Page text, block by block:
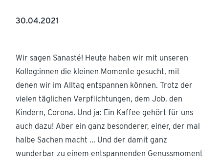
30.04.2021
Wir sagen Sanasté! Heute haben wir mit unseren
Kolleg:innen die kleinen Momente gesucht, mit
denen wir im Alltag entspannen können. Trotz der
vielen täglichen Verpflichtungen, dem Job, den
Kindern, Corona. Und ja: Ein Kaffee gehört für uns
auch dazu! Aber ein ganz besonderer, einer, der mal
halbe Sachen macht ... Und der damit ganz
wunderbar zu einem entspannenden Genussmoment